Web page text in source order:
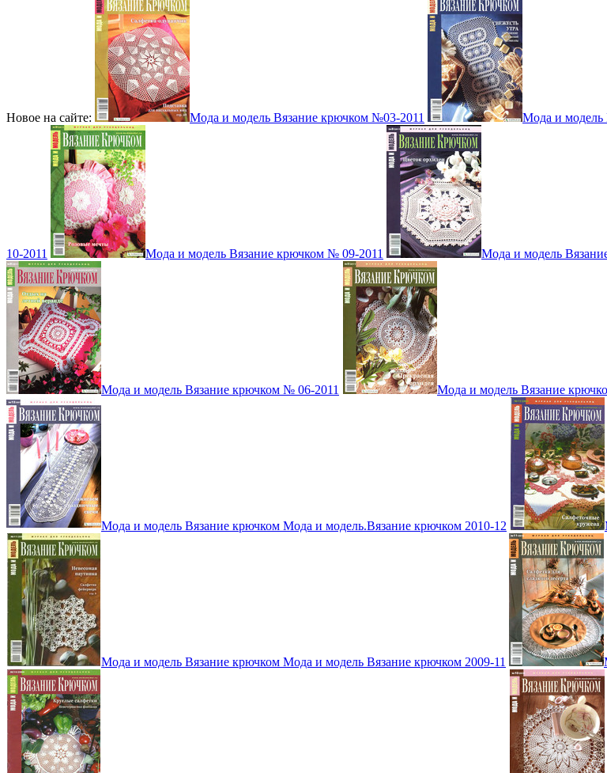
Новое на сайте: Мода и модель Вязание крючком №03-2011 Мода и модель
10-2011 Мода и модель Вязание крючком № 09-2011 Мода и модель
Мода и модель Вязание крючком № 06-2011 Мода и модель Вязание
Мода и модель Вязание крючком Мода и модель.Вязание крючком 2010-12
Мода и модель Вязание крючком Мода и модель Вязание крючком 2009-11